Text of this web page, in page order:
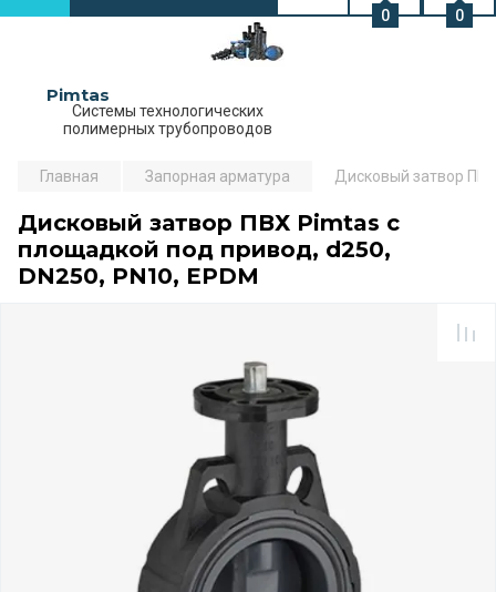
Pimtas
Системы технологических
полимерных трубопроводов
0 0
Главная Запорная арматура Дисковый затвор
Дисковый затвор ПВХ Pimtas с
площадкой под привод, d250,
DN250, PN10, EPDM